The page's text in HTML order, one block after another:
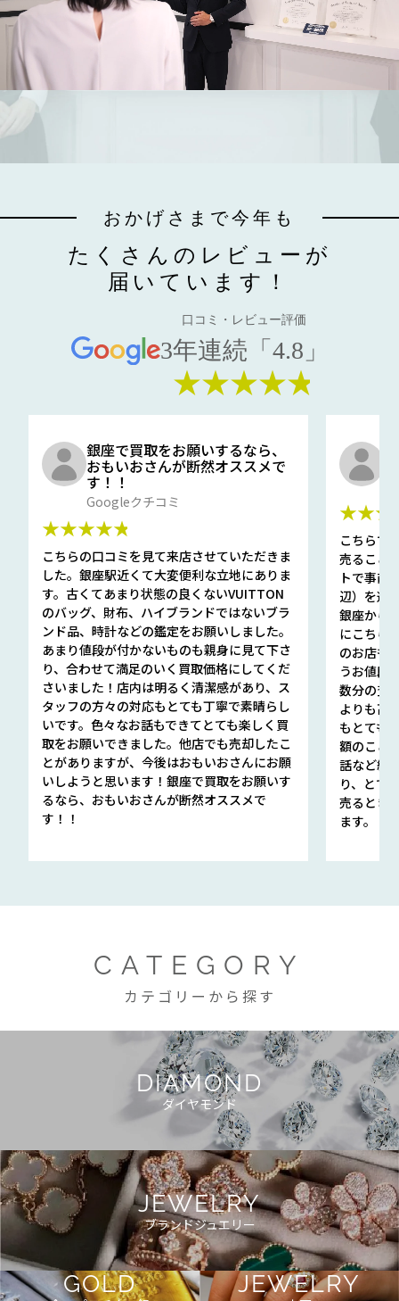
おかげさまで今年も
たくさんのレビューが
届いています！
口コミ・レビュー評価
3年連続「4.8」
★★★★★
銀座で買取をお願いするなら、
おもいおさんが断然オススメで
す！！
Googleクチコミ
★★★★★
こちらの口コミを見て来店させていただきま
した。銀座駅近くて大変便利な立地にありま
す。古くてあまり状態の良くないVUITTON
のバッグ、財布、ハイブランドではないブラ
ンド品、時計などの鑑定をお願いしました。
あまり値段が付かないものも親身に見て下さ
り、合わせて満足のいく買取価格にしてくだ
さいました！店内は明るく清潔感があり、ス
タッフの方々の対応もとても丁寧で素晴らし
いです。色々なお話もできてとても楽しく買
取をお願いできました。他店でも売却したこ
とがありますが、今後はおもいおさんにお願
いしようと思います！銀座で買取をお願いす
るなら、おもいおさんが断然オススメで
す！！
こちらで
売ること
トで事前
辺）を選
銀座から
にこちら
のお店も
うお値段
数分の査
よりも高
もとても
額のこと
話など細
り、とて
売るとき
ます。
CATEGORY
カテゴリーから探す
DIAMOND
ダイヤモンド
JEWELRY
ブランドジュエリー
GOLD JEWELRY